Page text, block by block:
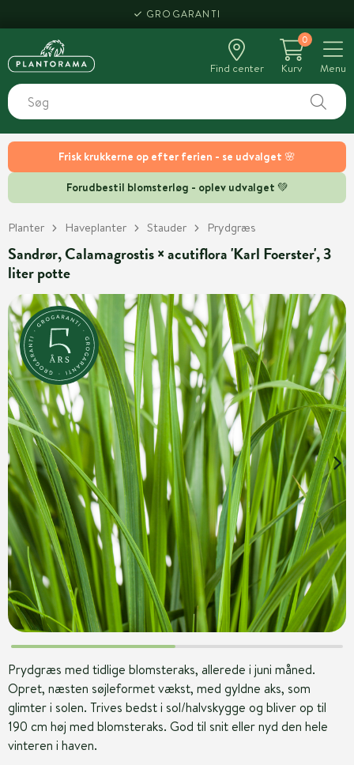
Frisk krukkerne op efter ferien - se udvalget 🌸
Forudbestil blomsterløg - oplev udvalget 💚
GROGARANTI
Find center
0
Kurv
Menu
Planter Haveplanter Stauder Prydgræs
Sandrør, Calamagrostis × acutiflora 'Karl Foerster', 3
liter potte
Prydgræs med tidlige blomsteraks, allerede i juni måned.
Opret, næsten søjleformet vækst, med gyldne aks, som
glimter i solen. Trives bedst i sol/halvskygge og bliver op til
190 cm høj med blomsteraks. God til snit eller nyd den hele
vinteren i haven.